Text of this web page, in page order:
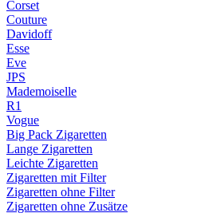
Corset
Couture
Davidoff
Esse
Eve
JPS
Mademoiselle
R1
Vogue
Big Pack Zigaretten
Lange Zigaretten
Leichte Zigaretten
Zigaretten mit Filter
Zigaretten ohne Filter
Zigaretten ohne Zusätze